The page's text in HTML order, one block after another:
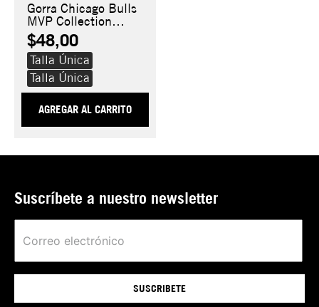
Gorra Chicago Bulls
MVP Collection
9Fifty
$48,00
Talla Única
Talla Única
AGREGAR AL CARRITO
Suscríbete a nuestro newsletter
SUSCRIBETE